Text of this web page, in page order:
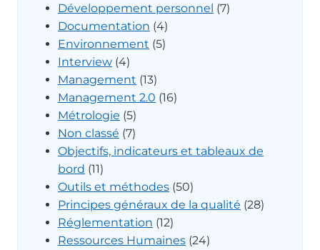
Développement personnel (7)
Documentation (4)
Environnement (5)
Interview (4)
Management (13)
Management 2.0 (16)
Métrologie (5)
Non classé (7)
Objectifs, indicateurs et tableaux de
bord (11)
Outils et méthodes (50)
Principes généraux de la qualité (28)
Réglementation (12)
Ressources Humaines (24)